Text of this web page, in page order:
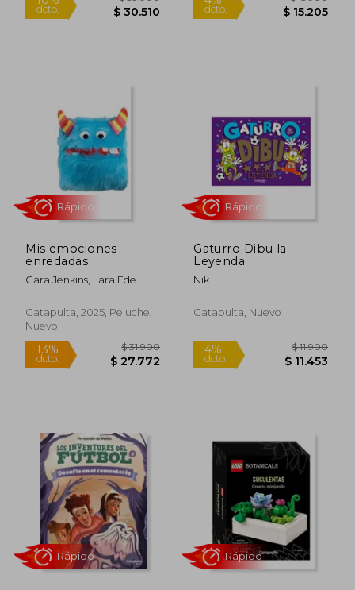
10%
dcto.
$ 33.900
$ 30.510
4%
Rápido
Mis emociones
enredadas
Cara Jenkins, Lara Ede
Catapulta, 2025, Peluche,
Nuevo
Gaturro Dibu la
Leyenda
Nik
Catapulta, Nuevo